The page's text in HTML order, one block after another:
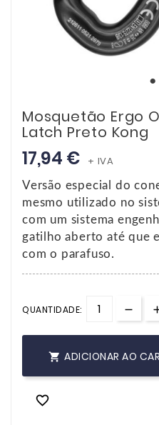
Mosquetão Ergo
Latch Preto Kong
17,94 € + IVA
Versão especial do
mesmo utilizado no
com um sistema
gatilho aberto até que
com o parafuso.
QUANTIDADE:
 ADICIONAR AO
